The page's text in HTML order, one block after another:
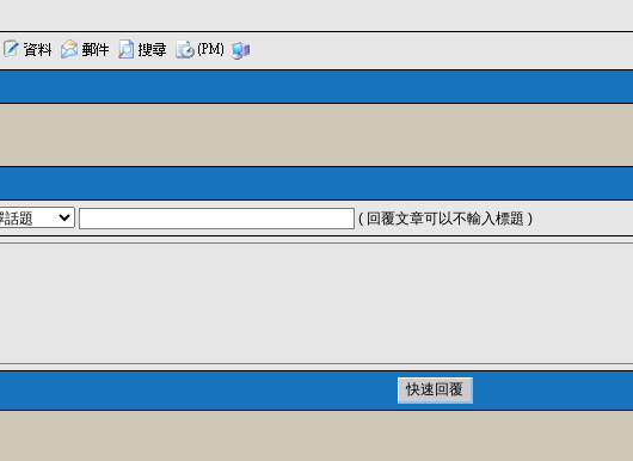
( 回覆文章可以不輸入標題 )